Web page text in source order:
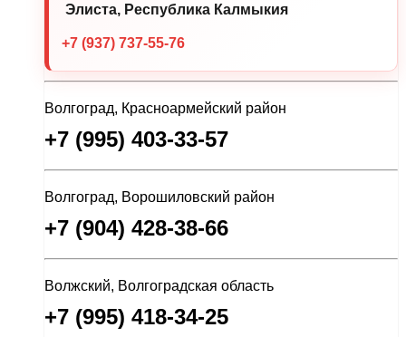
Элиста, Республика Калмыкия
+7 (937) 737-55-76
Волгоград, Красноармейский район
+7 (995) 403-33-57
Волгоград, Ворошиловский район
+7 (904) 428-38-66
Волжский, Волгоградская область
+7 (995) 418-34-25